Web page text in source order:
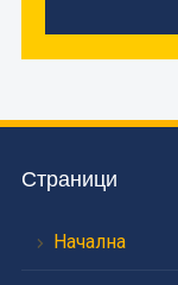
Страници
Начална